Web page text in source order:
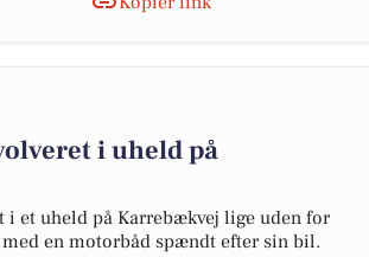
i uheld på
i et uheld på Karrebækvej lige uden for
en motorbåd spændt efter sin bil.